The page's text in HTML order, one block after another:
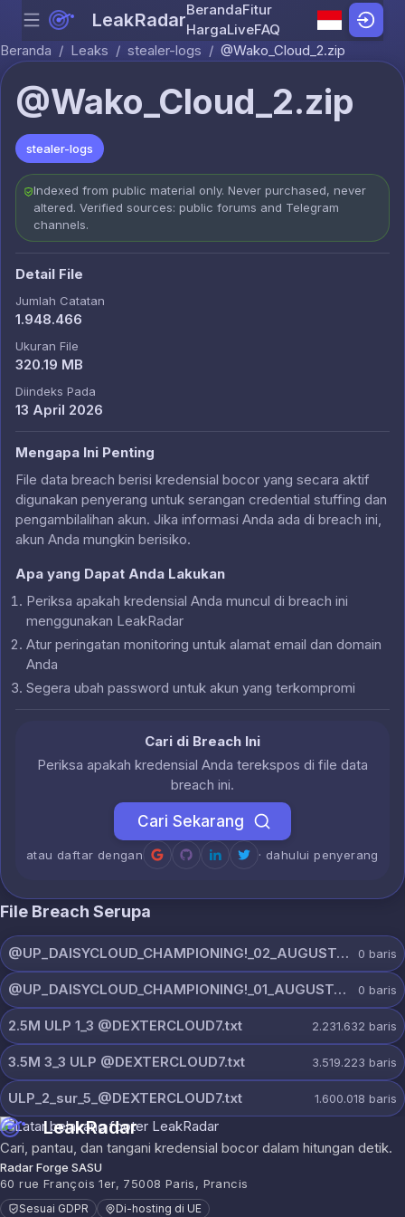
Skip to content
Menu LeakRadarBerandaFitur
HargaLiveFAQ
Beranda / Leaks / stealer-logs / @Wako_Cloud_2.zip
@Wako_Cloud_2.zip
stealer-logs
Indexed from public material only. Never purchased, never
altered. Verified sources: public forums and Telegram
channels.
Detail File
Jumlah Catatan
1.948.466
Ukuran File
320.19 MB
Diindeks Pada
13 April 2026
Mengapa Ini Penting
File data breach berisi kredensial bocor yang secara aktif
digunakan penyerang untuk serangan credential stuffing dan
pengambilalihan akun. Jika informasi Anda ada di breach ini,
akun Anda mungkin berisiko.
Apa yang Dapat Anda Lakukan
Periksa apakah kredensial Anda muncul di breach ini
menggunakan LeakRadar
Atur peringatan monitoring untuk alamat email dan domain
Anda
Segera ubah password untuk akun yang terkompromi
Cari di Breach Ini
Periksa apakah kredensial Anda terekspos di file data
breach ini.
Cari Sekarang
atau daftar dengan · dahului penyerang
File Breach Serupa
@UP_DAISYCLOUD_CHAMPIONING!_02_AUGUST_5871_ON_CHANNEL.rar 0 baris
@UP_DAISYCLOUD_CHAMPIONING!_01_AUGUST_5502_ON_CHANNEL.rar 0 baris
2.5M ULP 1_3 @DEXTERCLOUD7.txt 2.231.632 baris
3.5M 3_3 ULP @DEXTERCLOUD7.txt 3.519.223 baris
ULP_2_sur_5_@DEXTERCLOUD7.txt 1.600.018 baris
LeakRadar
Cari, pantau, dan tangani kredensial bocor dalam hitungan detik.
Radar Forge SASU
60 rue François 1er, 75008 Paris, Prancis
Sesuai GDPR Di-hosting di UE